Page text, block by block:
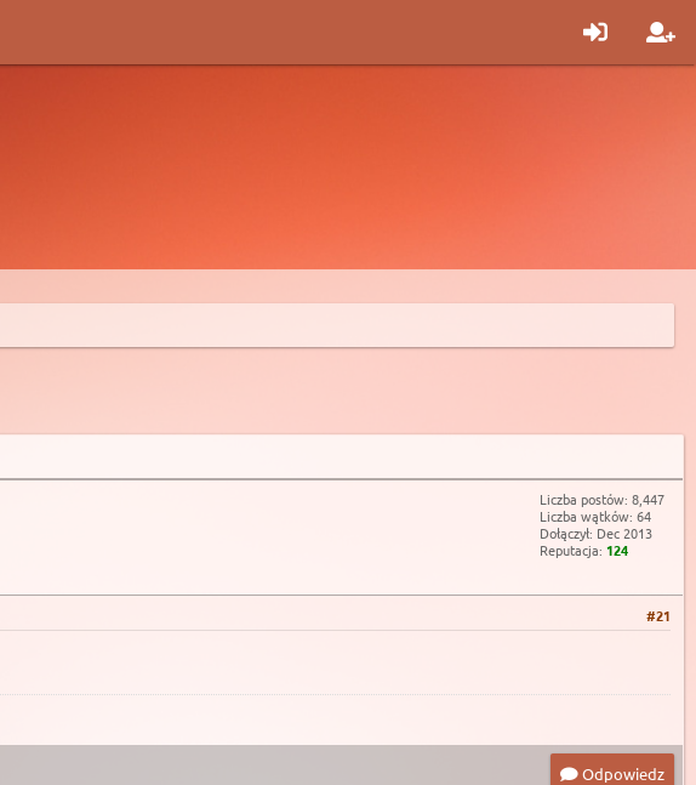
Liczba postów: 8,447
Liczba wątków: 64
Dołączył: Dec 2013
Reputacja: 124
#21
Odpowiedz